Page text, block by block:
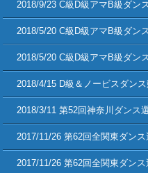
2018/9/23 C級D級アマB級ダン
2018/5/20 C級D級アマB級ダン
2018/5/20 C級D級アマB級ダン
2018/4/15 D級＆ノービスダン
2018/3/11 第52回神奈川ダンス
2017/11/26 第62回全関東ダン
2017/11/26 第62回全関東ダン